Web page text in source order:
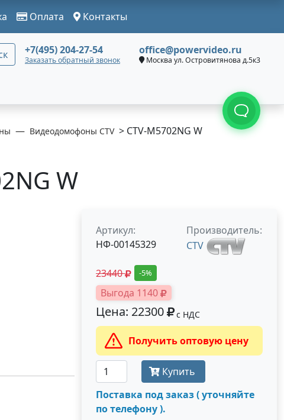
Оплата Контакты
+7(495) 204-27-54
Заказать обратный звонок
office@powervideo.ru
Москва ул. Островитянова д.5к3
Видеодомофоны CTV> CTV-M5702NG W
W
Артикул:
НФ-00145329
Производитель:
CTV
23440 -5%
Выгода 1140
Цена: 22300 с НДС
Получить оптовую цену
Купить
Поставка под заказ ( уточняйте
по телефону ).